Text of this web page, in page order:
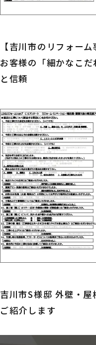
【吉川市のリフォー
お客様の「細かなこ
と信頼
吉川市S様邸 外壁・
ご紹介します